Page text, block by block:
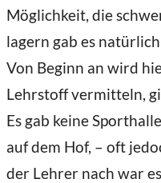
Möglichkeit, die
lagern gab es
Von Beginn an wird
Lehrstoff vermitteln,
Es gab keine
auf dem Hof, – oft
der Lehrer nach war